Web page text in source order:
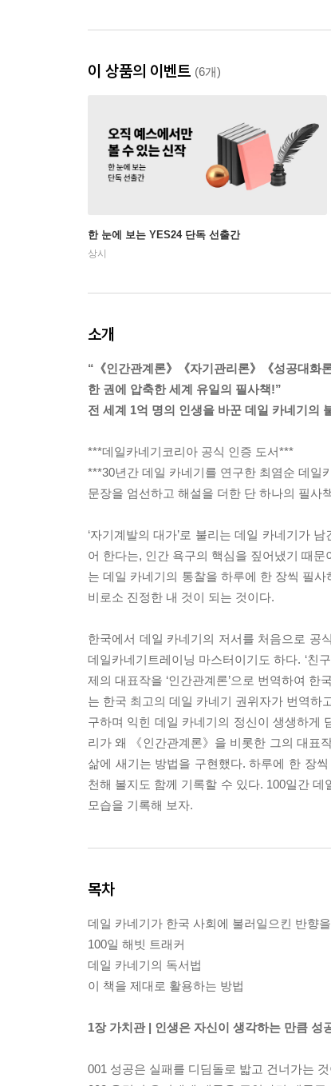
이 상품의 이벤트 (6개)
한 눈에 보는 YES24 단독 선출간
상시
소개
“《인간관계론》《자기관리론》《성공대화
한 권에 압축한 세계 유일의 필사책!”
전 세계 1억 명의 인생을 바꾼 데일 카네기의
***데일카네기코리아 공식 인증 도서***
***30년간 데일 카네기를 연구한 최염순 데일
문장을 엄선하고 해설을 더한 단 하나의 필사
‘자기계발의 대가’로 불리는 데일 카네기가
어 한다는, 인간 욕구의 핵심을 짚어냈기 때
는 데일 카네기의 통찰을 하루에 한 장씩 필
비로소 진정한 내 것이 되는 것이다.
한국에서 데일 카네기의 저서를 처음으로 공
데일카네기트레이닝 마스터이기도 하다. ‘친
제의 대표작을 ‘인간관계론’으로 번역하여
는 한국 최고의 데일 카네기 권위자가 번역하
구하며 익힌 데일 카네기의 정신이 생생하게
리가 왜 《인간관계론》을 비롯한 그의 대표
삶에 새기는 방법을 구현했다. 하루에 한 장
천해 볼지도 함께 기록할 수 있다. 100일간
모습을 기록해 보자.
목차
데일 카네기가 한국 사회에 불러일으킨 반향
100일 해빗 트래커
데일 카네기의 독서법
이 책을 제대로 활용하는 방법
1장 가치관 | 인생은 자신이 생각하는 만큼 성
001 성공은 실패를 디딤돌로 밟고 건너가는